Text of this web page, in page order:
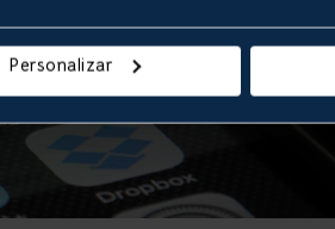
Personalizar